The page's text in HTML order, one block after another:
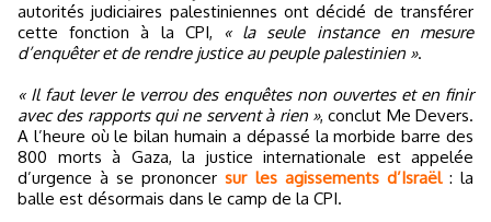
autorités judiciaires palestiniennes ont décidé de transférer
cette fonction à la CPI,
« la seule instance en mesure
d’enquêter et de rendre justice au peuple palestinien ».
« Il faut lever le verrou des enquêtes non ouvertes et en finir
avec des rapports qui ne servent à rien », conclut Me Devers.
A l’heure où le bilan humain a dépassé la morbide barre des
800 morts à Gaza, la justice internationale est appelée
d’urgence à se prononcersur les agissements d’Israël: la
balle est désormais dans le camp de la CPI.